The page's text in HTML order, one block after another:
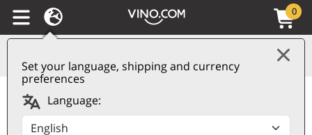
Set your language, shipping and currency
preferences
Language:
0
Chianti Classico DOCG
Catignano 2021 Dievole